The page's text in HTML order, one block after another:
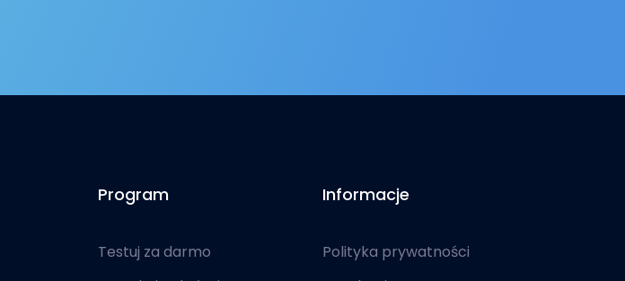
Program
Testuj za darmo
Informacje
Polityka prywatności